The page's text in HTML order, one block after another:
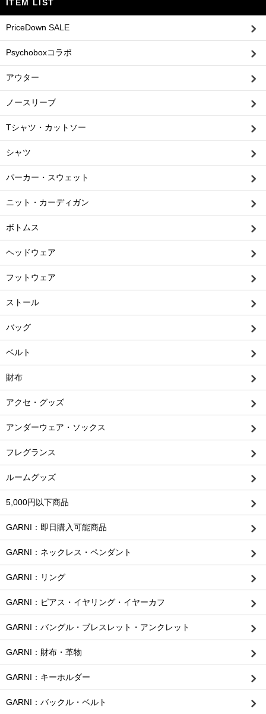
ITEM LIST
PriceDown SALE
Psychoboxコラボ
アウター
ノースリーブ
Tシャツ・カットソー
シャツ
パーカー・スウェット
ニット・カーディガン
ボトムス
ヘッドウェア
フットウェア
ストール
バッグ
ベルト
財布
アクセ・グッズ
アンダーウェア・ソックス
フレグランス
ルームグッズ
5,000円以下商品
GARNI：即日購入可能商品
GARNI：ネックレス・ペンダント
GARNI：リング
GARNI：ピアス・イヤリング・イヤーカフ
GARNI：バングル・ブレスレット・アンクレット
GARNI：財布・革物
GARNI：キーホルダー
GARNI：バックル・ベルト